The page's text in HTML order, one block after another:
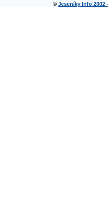
© Jeseníky Info 2002